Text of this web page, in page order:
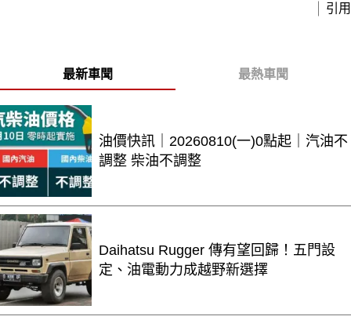
引用
最新車聞 最熱車聞
油價快訊｜20260810(一)0點起｜汽油不
調整 柴油不調整
Daihatsu Rugger 傳有望回歸！五門設
定、油電動力成越野新選擇